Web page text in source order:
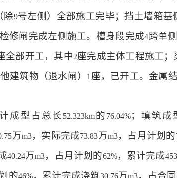
除9号左侧）全部施工完毕；挡土墙箱基
修闸完成左侧施工。槽身段完成4跨单
全部开工，其中2座完成主体工程施工；
建筑物（退水闸） 1 座，已开工。金属
成型占总长 52.323km的 76.04%；填筑成
万m3，实际完成73.83万m3，占月计划的
40.24万m3，占月计划的62%，累计完成
的46%，累计完成浇筑30.76万m3，占合